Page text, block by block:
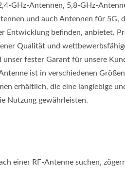
GHz-Antennen, 5,8-GHz-
und auch Antennen für 5G,
Entwicklung befinden, anbietet.
Qualität und
unser fester Garant für unsere
ist in verschiedenen
erhältlich, die eine langlebige
Nutzung gewährleisten.
einer RF-Antenne suchen,